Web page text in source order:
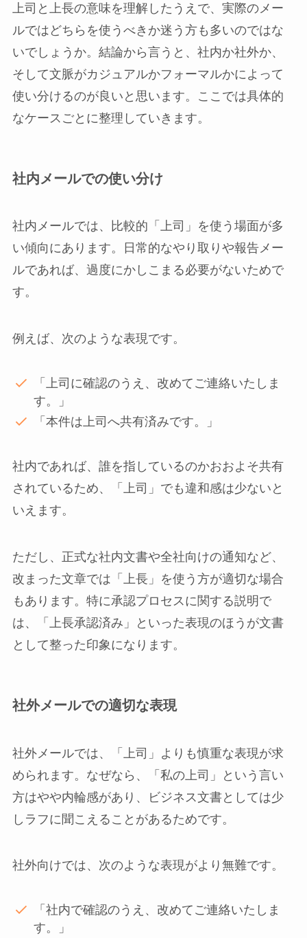
上司と上長の意味を理解したうえで、実際のメー
ルではどちらを使うべきか迷う方も多いのではな
いでしょうか。結論から言うと、社内か社外か、
そして文脈がカジュアルかフォーマルかによって
使い分けるのが良いと思います。ここでは具体的
なケースごとに整理していきます。
社内メールでの使い分け
社内メールでは、比較的「上司」を使う場面が多
い傾向にあります。日常的なやり取りや報告メー
ルであれば、過度にかしこまる必要がないためで
す。
例えば、次のような表現です。
「上司に確認のうえ、改めてご連絡いたしま
す。」
「本件は上司へ共有済みです。」
社内であれば、誰を指しているのかおおよそ共有
されているため、「上司」でも違和感は少ないと
いえます。
ただし、正式な社内文書や全社向けの通知など、
改まった文章では「上長」を使う方が適切な場合
もあります。特に承認プロセスに関する説明で
は、「上長承認済み」といった表現のほうが文書
として整った印象になります。
社外メールでの適切な表現
社外メールでは、「上司」よりも慎重な表現が求
められます。なぜなら、「私の上司」という言い
方はやや内輪感があり、ビジネス文書としては少
しラフに聞こえることがあるためです。
社外向けでは、次のような表現がより無難です。
「社内で確認のうえ、改めてご連絡いたしま
す。」